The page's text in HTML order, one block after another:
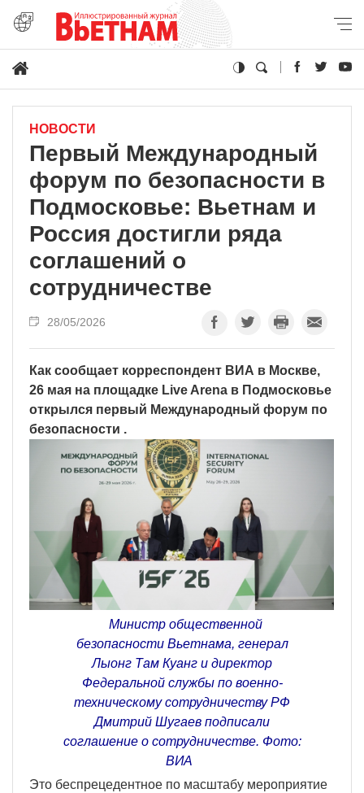
НОВОСТИ
Первый Международный
форум по безопасности в
Подмосковье: Вьетнам и
Россия достигли ряда
соглашений о
сотрудничестве
28/05/2026
Как сообщает корреспондент ВИА в Москве,
26 мая на площадке Live Arena в Подмосковье
открылся первый Международный форум по
безопасности .
Министр общественной
безопасности Вьетнама, генерал
Лыонг Там Куанг и директор
Федеральной службы по военно-
техническому сотрудничеству РФ
Дмитрий Шугаев подписали
соглашение о сотрудничестве. Фото:
ВИА
Это беспрецедентное по масштабу мероприятие